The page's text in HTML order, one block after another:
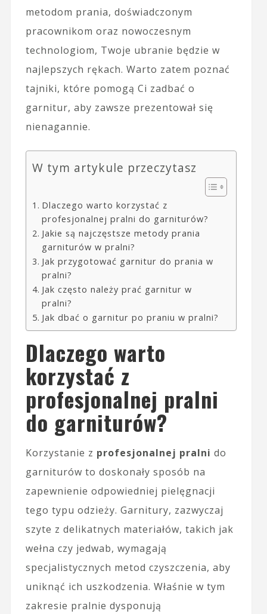
metodom prania, doświadczonym
pracownikom oraz nowoczesnym
technologiom, Twoje ubranie będzie w
najlepszych rękach. Warto zatem poznać
tajniki, które pomogą Ci zadbać o
garnitur, aby zawsze prezentował się
nienagannie.
W tym artykule przeczytasz
Dlaczego warto korzystać z
profesjonalnej pralni do garniturów?
Jakie są najczęstsze metody prania
garniturów w pralni?
Jak przygotować garnitur do prania w
pralni?
Jak często należy prać garnitur w
pralni?
Jak dbać o garnitur po praniu w pralni?
Dlaczego warto
korzystać z
profesjonalnej pralni
do garniturów?
Korzystanie z profesjonalnej pralni do
garniturów to doskonały sposób na
zapewnienie odpowiedniej pielęgnacji
tego typu odzieży. Garnitury, zazwyczaj
szyte z delikatnych materiałów, takich jak
wełna czy jedwab, wymagają
specjalistycznych metod czyszczenia, aby
uniknąć ich uszkodzenia. Właśnie w tym
zakresie pralnie dysponują